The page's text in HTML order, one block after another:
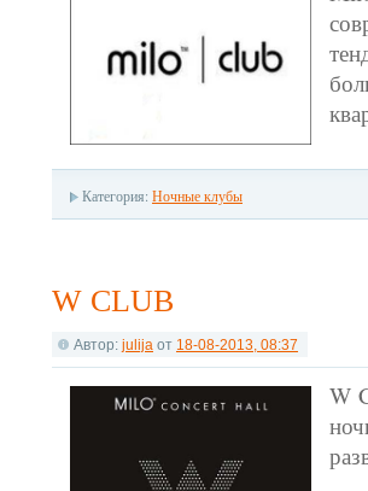
Категория: Ночные клубы
W CLUB
Автор: julija от 18-08-2013, 08:37
W